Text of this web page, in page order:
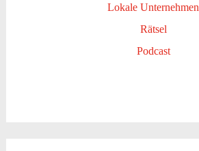
Lokale Unternehmen
Rätsel
Podcast